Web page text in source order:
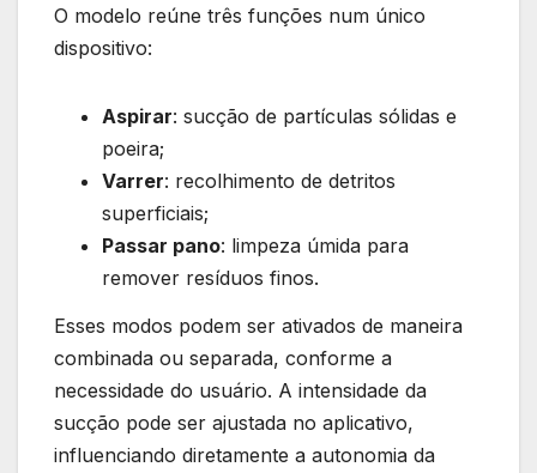
O modelo reúne três funções num único
dispositivo:
Aspirar: sucção de partículas sólidas e
poeira;
Varrer: recolhimento de detritos
superficiais;
Passar pano: limpeza úmida para
remover resíduos finos.
Esses modos podem ser ativados de maneira
combinada ou separada, conforme a
necessidade do usuário. A intensidade da
sucção pode ser ajustada no aplicativo,
influenciando diretamente a autonomia da